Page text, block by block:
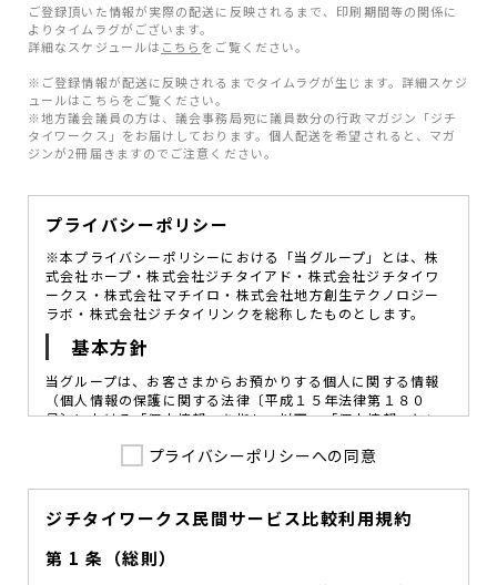
ご登録頂いた情報が実際の配送に反映されるまで、印刷期間等の関係に
よりタイムラグがございます。
詳細なスケジュールは こちら をご覧ください。
※ご登録情報が配送に反映されるまでタイムラグが生じます。詳細スケジ
ュールはこちらをご覧ください。
※地方議会議員の方は、議会事務局宛に議員数分の行政マガジン「ジチ
タイワークス」をお届けしております。個人配送を希望されると、マガ
ジンが2冊届きますのでご注意ください。
プライバシーポリシー
※本プライバシーポリシーにおける「当グループ」とは、株
式会社ホープ・株式会社ジチタイアド・株式会社ジチタイワ
ークス・株式会社マチイロ・株式会社地方創生テクノロジー
ラボ・株式会社ジチタイリンクを総称したものとします。
基本方針
当グループは、お客さまからお預かりする個人に関する情報
（個人情報の保護に関する法律〔平成１５年法律第１８０
号〕における「個人情報」を指し、以下、「個人情報」とい
図ることが、重要な社会的責務であると考えております。
を定め、役員及び従業員に個人情報保護の重要性の認識と取
組みを徹底させることによって、個人情報の適切な取り扱い
に努めてまいります。
プライバシーポリシーへの同意
ジチタイワークス民間サービス比較利用規約
第 1 条（総則）